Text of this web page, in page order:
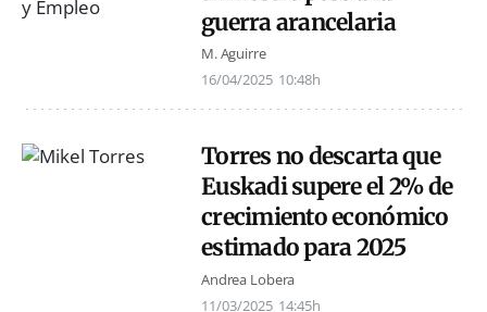
guerra arancelaria
M. Aguirre
16/04/2025 10:48h
Torres no descarta que
Euskadi supere el 2% de
crecimiento económico
estimado para 2025
Andrea Lobera
11/03/2025 14:45h